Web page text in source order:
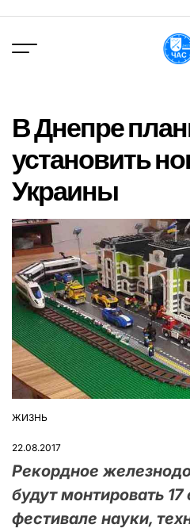
вмісту
В Днепре
установить
Украины
ОПУБЛІКУВАТИ
ЖИЗНЬ
22.08.2017
Рекордное
будут монтировать 17
фестивале науки,